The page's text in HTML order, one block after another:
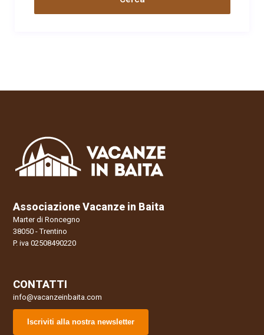
Associazione Vacanze in Baita
Marter di Roncegno
38050 - Trentino
P. iva 02508490220
CONTATTI
info@vacanzeinbaita.com
Iscriviti alla nostra newsletter